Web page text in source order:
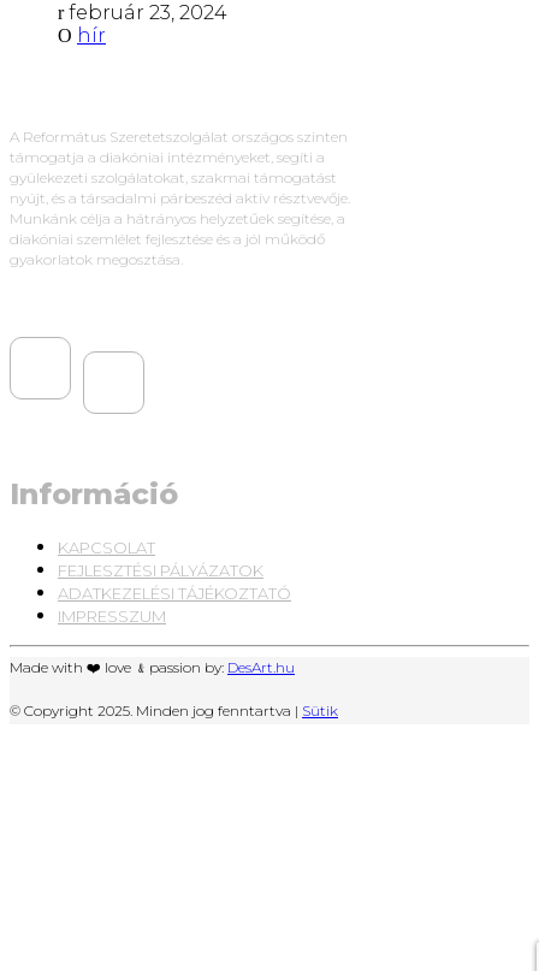
február 23, 2024
hír
A Református Szeretetszolgálat országos szinten
támogatja a diakóniai intézményeket, segíti a
gyülekezeti szolgálatokat, szakmai támogatást
nyújt, és a társadalmi párbeszéd aktív résztvevője.
Munkánk célja a hátrányos helyzetűek segítése, a
diakóniai szemlélet fejlesztése és a jól működő
gyakorlatok megosztása.
Információ
KAPCSOLAT
FEJLESZTÉSI PÁLYÁZATOK
ADATKEZELÉSI TÁJÉKOZTATÓ
IMPRESSZUM
Made with ❤️ love ﹠passion by: DesArt.hu
© Copyright 2025. Minden jog fenntartva | Sütik